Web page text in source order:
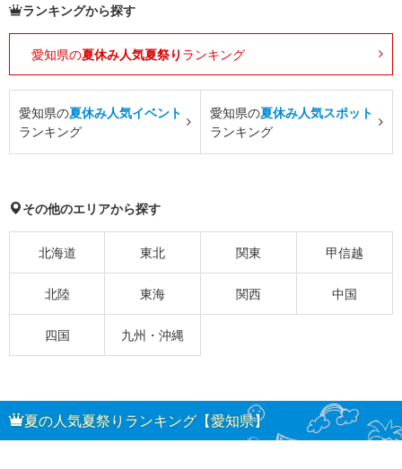
ランキングから探す
愛知県の夏休み人気夏祭り ランキング
愛知県の夏休み人気イベント
ランキング
愛知県の夏休み人気スポット
ランキング
その他のエリアから探す
北海道 東北 関東 甲信越
北陸 東海 関西 中国
四国 九州・沖縄
夏の人気夏祭りランキング【愛知県】